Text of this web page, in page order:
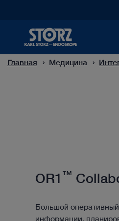
Главная Медицина
OR1 ™
Большой